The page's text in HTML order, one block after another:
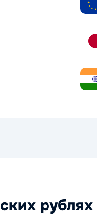
рублях